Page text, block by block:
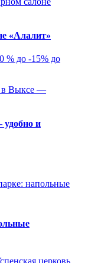
«Алалит»
% до -15% до
и